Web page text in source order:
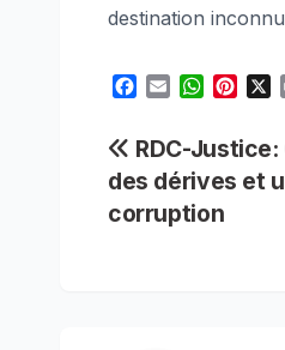
destination
e
b
o
o
i
l
W
t
s
A
p
n
t
e
de
RDC-
des dérives et
corruption